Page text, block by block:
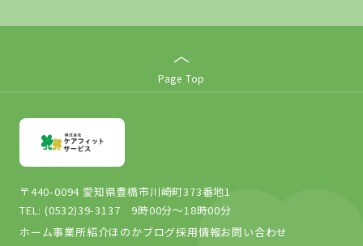
︿
Page Top
〒440-0094 愛知県豊橋市川崎町373番地1
TEL: (0532)39-3137 9時00分～18時00分
ホーム事業所紹介ほのかブログ採用情報お問い合わせ